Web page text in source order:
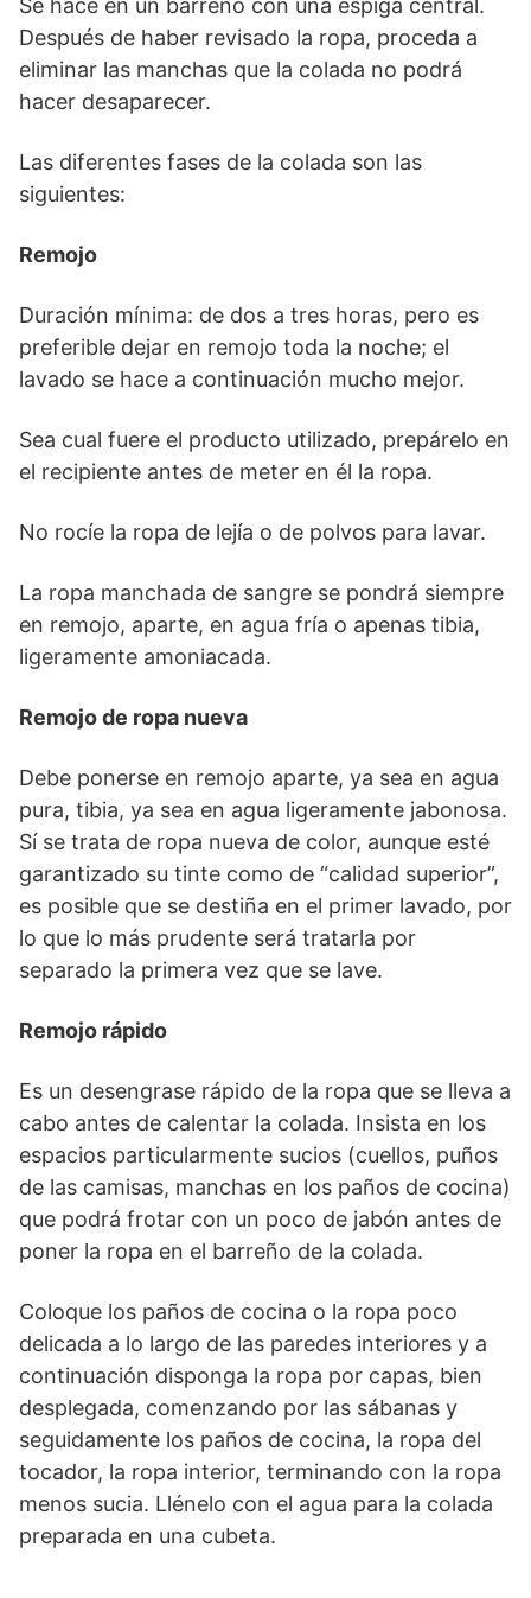
Se hace en un barreño con una espiga central.
Después de haber revisado la ropa, proceda a
eliminar las manchas que la colada no podrá
hacer desaparecer.
Las diferentes fases de la colada son las
siguientes:
Remojo
Duración mínima: de dos a tres horas, pero es
preferible dejar en remojo toda la noche; el
lavado se hace a continuación mucho mejor.
Sea cual fuere el producto utilizado, prepárelo en
el recipiente antes de meter en él la ropa.
No rocíe la ropa de lejía o de polvos para lavar.
La ropa manchada de sangre se pondrá siempre
en remojo, aparte, en agua fría o apenas tibia,
ligeramente amoniacada.
Remojo de ropa nueva
Debe ponerse en remojo aparte, ya sea en agua
pura, tibia, ya sea en agua ligeramente jabonosa.
Sí se trata de ropa nueva de color, aunque esté
garantizado su tinte como de “calidad superior”,
es posible que se destiña en el primer lavado, por
lo que lo más prudente será tratarla por
separado la primera vez que se lave.
Remojo rápido
Es un desengrase rápido de la ropa que se lleva a
cabo antes de calentar la colada. Insista en los
espacios particularmente sucios (cuellos, puños
de las camisas, manchas en los paños de cocina)
que podrá frotar con un poco de jabón antes de
poner la ropa en el barreño de la colada.
Coloque los paños de cocina o la ropa poco
delicada a lo largo de las paredes interiores y a
continuación disponga la ropa por capas, bien
desplegada, comenzando por las sábanas y
seguidamente los paños de cocina, la ropa del
tocador, la ropa interior, terminando con la ropa
menos sucia. Llénelo con el agua para la colada
preparada en una cubeta.